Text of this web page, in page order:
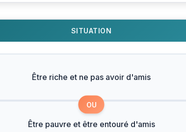
SITUATION
Être riche et ne pas avoir d'amis
OU
Être pauvre et être entouré d'amis